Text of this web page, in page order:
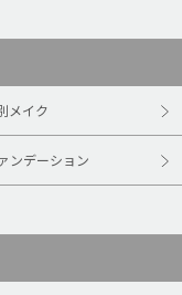
メイク
ンデーション